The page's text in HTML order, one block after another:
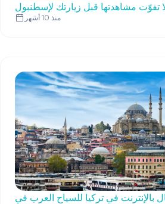
منذ 10 أشهر
بالإنترنت في تركيا للسياح العرب في